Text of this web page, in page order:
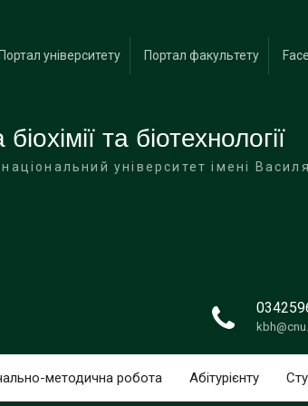
Портал університету Портал факультету
та біотехнології
університет імені
методична робота Абітурієнту